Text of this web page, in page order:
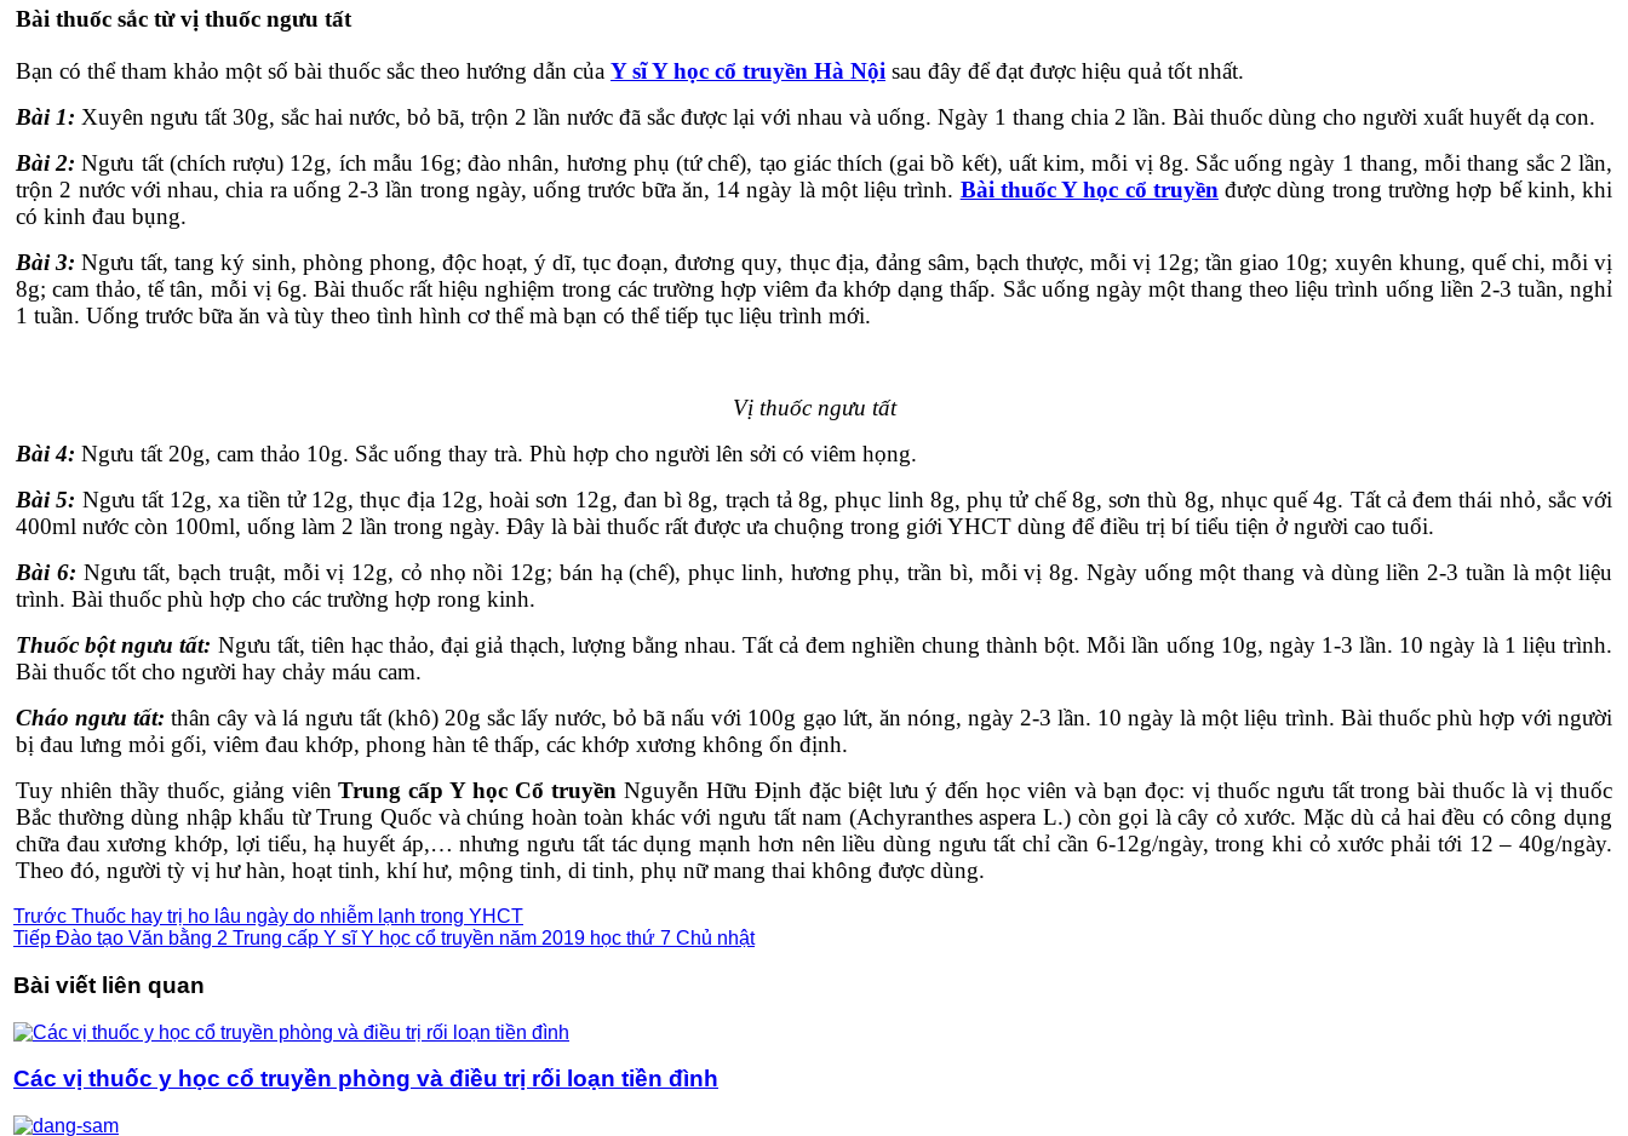
Bài thuốc sắc từ vị thuốc ngưu tất
Bạn có thể tham khảo một số bài thuốc sắc theo hướng dẫn của Y sĩ Y học cổ truyền Hà Nội sau đây để đạt được hiệu quả tốt nhất.
Bài 1: Xuyên ngưu tất 30g, sắc hai nước, bỏ bã, trộn 2 lần nước đã sắc được lại với nhau và uống. Ngày 1 thang chia 2 lần. Bài thuốc dùng cho người xuất huyết dạ con.
Bài 2: Ngưu tất (chích rượu) 12g, ích mẫu 16g; đào nhân, hương phụ (tứ chế), tạo giác thích (gai bồ kết), uất kim, mỗi vị 8g. Sắc uống ngày 1 thang, mỗi thang sắc 2 lần,
trộn 2 nước với nhau, chia ra uống 2-3 lần trong ngày, uống trước bữa ăn, 14 ngày là một liệu trình. Bài thuốc Y học cổ truyềnđược dùng trong trường hợp bế kinh, khi
có kinh đau bụng.
Bài 3: Ngưu tất, tang ký sinh, phòng phong, độc hoạt, ý dĩ, tục đoạn, đương quy, thục địa, đảng sâm, bạch thược, mỗi vị 12g; tần giao 10g; xuyên khung, quế chi, mỗi vị
8g; cam thảo, tế tân, mỗi vị 6g. Bài thuốc rất hiệu nghiệm trong các trường hợp viêm đa khớp dạng thấp. Sắc uống ngày một thang theo liệu trình uống liền 2-3 tuần, nghỉ
1 tuần. Uống trước bữa ăn và tùy theo tình hình cơ thể mà bạn có thể tiếp tục liệu trình mới.
Vị thuốc ngưu tất
Bài 4: Ngưu tất 20g, cam thảo 10g. Sắc uống thay trà. Phù hợp cho người lên sởi có viêm họng.
Bài 5: Ngưu tất 12g, xa tiền tử 12g, thục địa 12g, hoài sơn 12g, đan bì 8g, trạch tả 8g, phục linh 8g, phụ tử chế 8g, sơn thù 8g, nhục quế 4g. Tất cả đem thái nhỏ, sắc với
400ml nước còn 100ml, uống làm 2 lần trong ngày. Đây là bài thuốc rất được ưa chuộng trong giới YHCT dùng để điều trị bí tiểu tiện ở người cao tuổi.
Bài 6: Ngưu tất, bạch truật, mỗi vị 12g, cỏ nhọ nồi 12g; bán hạ (chế), phục linh, hương phụ, trần bì, mỗi vị 8g. Ngày uống một thang và dùng liền 2-3 tuần là một liệu
trình. Bài thuốc phù hợp cho các trường hợp rong kinh.
Thuốc bột ngưu tất: Ngưu tất, tiên hạc thảo, đại giả thạch, lượng bằng nhau. Tất cả đem nghiền chung thành bột. Mỗi lần uống 10g, ngày 1-3 lần. 10 ngày là 1 liệu trình.
Bài thuốc tốt cho người hay chảy máu cam.
Cháo ngưu tất: thân cây và lá ngưu tất (khô) 20g sắc lấy nước, bỏ bã nấu với 100g gạo lứt, ăn nóng, ngày 2-3 lần. 10 ngày là một liệu trình. Bài thuốc phù hợp với người
bị đau lưng mỏi gối, viêm đau khớp, phong hàn tê thấp, các khớp xương không ổn định.
Tuy nhiên thầy thuốc, giảng viênTrung cấp Y học Cổ truyền Nguyễn Hữu Định đặc biệt lưu ý đến học viên và bạn đọc: vị thuốc ngưu tất trong bài thuốc là vị thuốc
Bắc thường dùng nhập khẩu từ Trung Quốc và chúng hoàn toàn khác với ngưu tất nam (Achyranthes aspera L.) còn gọi là cây cỏ xước. Mặc dù cả hai đều có công dụng
chữa đau xương khớp, lợi tiểu, hạ huyết áp,… nhưng ngưu tất tác dụng mạnh hơn nên liều dùng ngưu tất chỉ cần 6-12g/ngày, trong khi cỏ xước phải tới 12 – 40g/ngày.
Theo đó, người tỳ vị hư hàn, hoạt tinh, khí hư, mộng tinh, di tinh, phụ nữ mang thai không được dùng.
Trước Thuốc hay trị ho lâu ngày do nhiễm lạnh trong YHCT
Tiếp Đào tạo Văn bằng 2 Trung cấp Y sĩ Y học cổ truyền năm 2019 học thứ 7 Chủ nhật
Bài viết liên quan
Các vị thuốc y học cổ truyền phòng và điều trị rối loạn tiền đình